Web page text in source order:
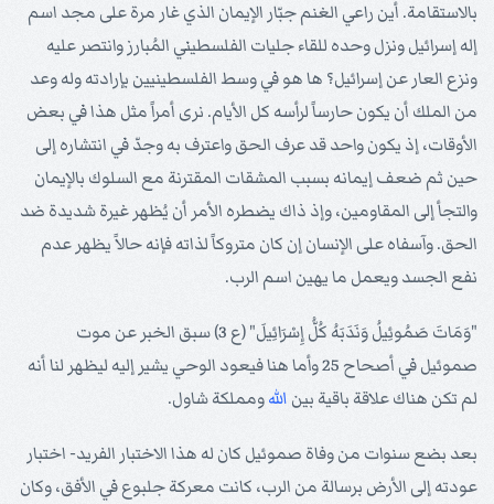
بالاستقامة. أين راعي الغنم جبّار الإيمان الذي غار مرة على مجد اسم
إله إسرائيل ونزل وحده للقاء جليات الفلسطيني المُبارز وانتصر عليه
ونزع العار عن إسرائيل؟ ها هو في وسط الفلسطينيين بإرادته وله وعد
من الملك أن يكون حارساً لرأسه كل الأيام. نرى أمراً مثل هذا في بعض
الأوقات، إذ يكون واحد قد عرف الحق واعترف به وجدّ في انتشاره إلى
حين ثم ضعف إيمانه بسبب المشقات المقترنة مع السلوك بالإيمان
والتجأ إلى المقاومين، وإذ ذاك يضطره الأمر أن يُظهر غيرة شديدة ضد
الحق. وآسفاه على الإنسان إن كان متروكاً لذاته فإنه حالاً يظهر عدم
نفع الجسد ويعمل ما يهين اسم الرب.
"وَمَاتَ صَمُوئِيلُ وَنَدَبَهُ كُلُّ إِسْرَائِيلَ" (ع 3) سبق الخبر عن موت
صموئيل في أصحاح 25 وأما هنا فيعود الوحي يشير إليه ليظهر لنا أنه
لم تكن هناك علاقة باقية بين اللهومملكة شاول.
بعد بضع سنوات من وفاة صموئيل كان له هذا الاختبار الفريد- اختبار
عودته إلى الأرض برسالة من الرب، كانت معركة جلبوع في الأفق، وكان